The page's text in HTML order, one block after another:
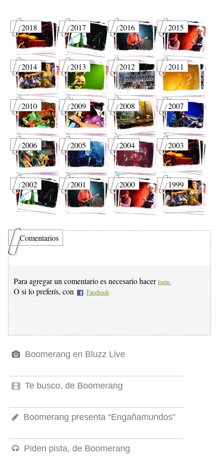
2018 2017 2016 2015
2014 2013 2012 2011
2010 2009 2008 2007
2006 2005 2004 2003
2002 2001 2000 1999
Comentarios
Para agregar un comentario es necesario hacer login.
O si lo preferís, con Facebook
Boomerang en Bluzz Live
Te busco, de Boomerang
Boomerang presenta “Engañamundos”
Piden pista, de Boomerang